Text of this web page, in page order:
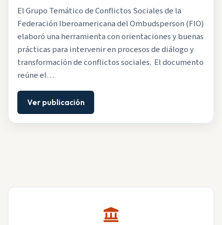
El Grupo Temático de Conflictos Sociales de la
Federación Iberoamericana del Ombudsperson (FIO)
elaboró una herramienta con orientaciones y buenas
prácticas para intervenir en procesos de diálogo y
transformación de conflictos sociales. El documento
reúne el…
Ver publicación